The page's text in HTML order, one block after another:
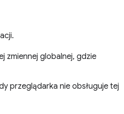
zmiennej globalnej, gdzie
przeglądarka nie obsługuje tej